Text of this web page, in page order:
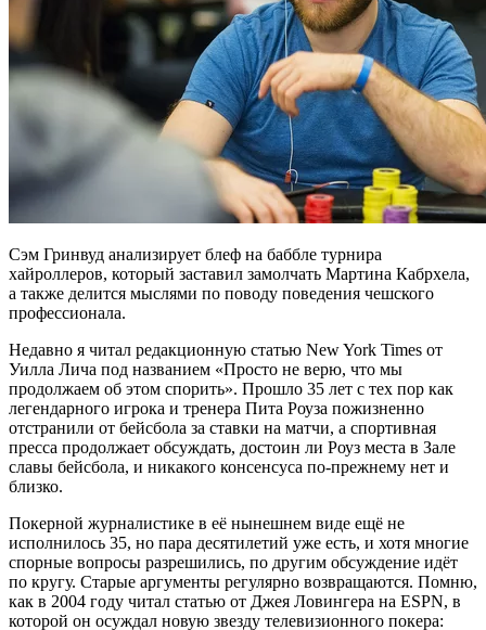
Сэм Гринвуд анализирует блеф на баббле турнира
хайроллеров, который заставил замолчать Мартина Кабрхела,
а также делится мыслями по поводу поведения чешского
профессионала.
Недавно я читал редакционную статью New York Times от
Уилла Лича под названием «Просто не верю, что мы
продолжаем об этом спорить». Прошло 35 лет с тех пор как
легендарного игрока и тренера Пита Роуза пожизненно
отстранили от бейсбола за ставки на матчи, а спортивная
пресса продолжает обсуждать, достоин ли Роуз места в Зале
славы бейсбола, и никакого консенсуса по-прежнему нет и
близко.
Покерной журналистике в её нынешнем виде ещё не
исполнилось 35, но пара десятилетий уже есть, и хотя многие
спорные вопросы разрешились, по другим обсуждение идёт
по кругу. Старые аргументы регулярно возвращаются. Помню,
как в 2004 году читал статью от Джея Ловингера на ESPN, в
которой он осуждал новую звезду телевизионного покера: